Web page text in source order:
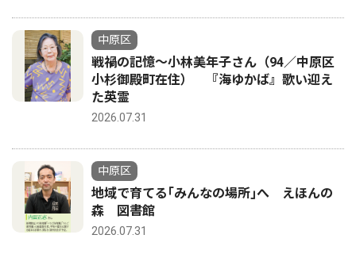
中原区
戦禍の記憶〜小林美年子さん（94／中原区
小杉御殿町在住） 『海ゆかば』歌い迎え
た英霊
2026.07.31
中原区
地域で育てる｢みんなの場所｣へ えほんの
森 図書館
2026.07.31